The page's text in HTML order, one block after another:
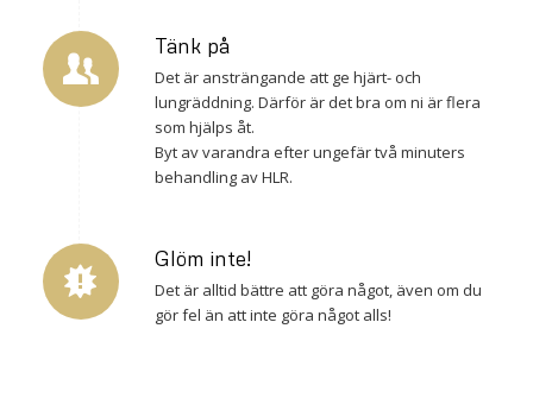
Tänk på
Det är ansträngande att ge hjärt- och
lungräddning. Därför är det bra om ni är flera
som hjälps åt.
Byt av varandra efter ungefär två minuters
behandling av HLR.
Glöm inte!
Det är alltid bättre att göra något, även om du
gör fel än att inte göra något alls!